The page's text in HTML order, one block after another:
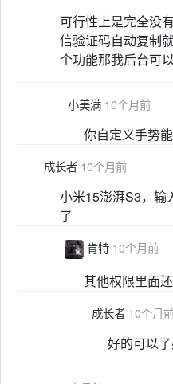
可行性上是完全没
信验证码自动复制
个功能那我后台可
小美满 10个月前
你自定义手势
成长者 10个月前
小米15澎湃S3，输
了
肯特 10个月前
其他权限里面
成长者 10个月
好的可以